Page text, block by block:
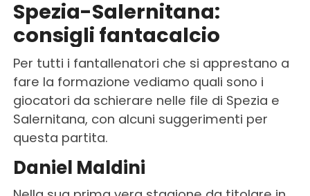
Spezia-Salernitana:
consigli fantacalcio
Per tutti i fantallenatori che si apprestano a
fare la formazione vediamo quali sono i
giocatori da schierare nelle file di Spezia e
Salernitana, con alcuni suggerimenti per
questa partita.
Daniel Maldini